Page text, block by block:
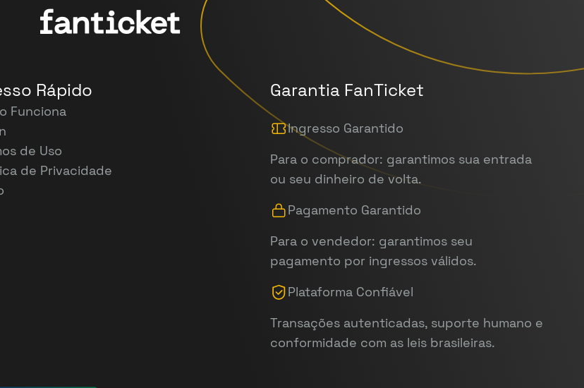
Rápido
Funciona
de Uso
de Privacidade
Garantia FanTicket
Ingresso Garantido
Para o comprador: garantimos sua entrada
ou seu dinheiro de volta.
Pagamento Garantido
Para o vendedor: garantimos seu
pagamento por ingressos válidos.
Plataforma Confiável
Transações autenticadas, suporte humano e
conformidade com as leis brasileiras.